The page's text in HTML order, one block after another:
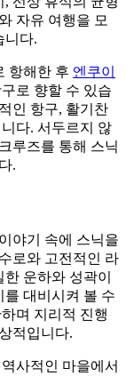
자유 여행을 모
니다.
항해한 후 엔쿠이
로 향할 수 있습
인 항구, 활기찬
다. 서두르지 않
루즈를 통해 스닉
.
야기 속에 스닉을
로와 고전적인 라
운하와 성곽이
를 대비시켜 볼 수
며 지리적 진행
적입니다.
사적인 마을에서